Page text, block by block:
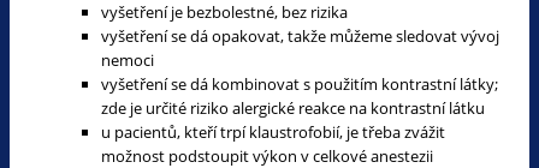
vyšetření je bezbolestné, bez rizika
vyšetření se dá opakovat, takže můžeme sledovat vývoj
nemoci
vyšetření se dá kombinovat s použitím kontrastní látky;
zde je určité riziko alergické reakce na kontrastní látku
u pacientů, kteří trpí klaustrofobií, je třeba zvážit
možnost podstoupit výkon v celkové anestezii